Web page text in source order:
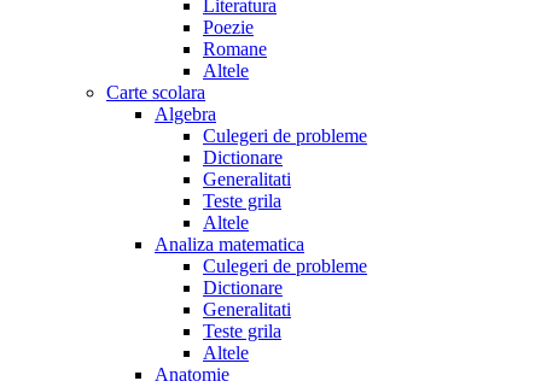
Literatura
Poezie
Romane
Altele
Carte scolara
Algebra
Culegeri de probleme
Dictionare
Generalitati
Teste grila
Altele
Analiza matematica
Culegeri de probleme
Dictionare
Generalitati
Teste grila
Altele
Anatomie